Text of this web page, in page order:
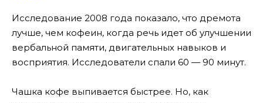
Исследование 2008 года показало, что дремота
лучше, чем кофеин, когда речь идет об улучшении
вербальной памяти, двигательных навыков и
восприятия. Исследователи спали 60 — 90 минут.
Чашка кофе выпивается быстрее. Но, как